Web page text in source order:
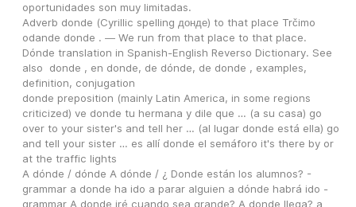
oportunidades son muy limitadas.
Adverb donde (Cyrillic spelling донде) to that place Trčimo
odande donde . ― We run from that place to that place.
Dónde translation in Spanish-English Reverso Dictionary. See
also  donde , en donde, de dónde, de donde , examples,
definition, conjugation
donde preposition (mainly Latin America, in some regions
criticized) ve donde tu hermana y dile que … (a su casa) go
over to your sister's and tell her … (al lugar donde está ella) go
and tell your sister … es allí donde el semáforo it's there by or
at the traffic lights
A dónde / dónde A dónde / ¿ Donde están los alumnos? -
grammar a donde ha ido a parar alguien a dónde habrá ido -
grammar A donde iré cuando sea grande? A donde llega? a